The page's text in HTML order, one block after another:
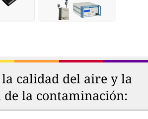
la calidad del aire y la
la contaminación: